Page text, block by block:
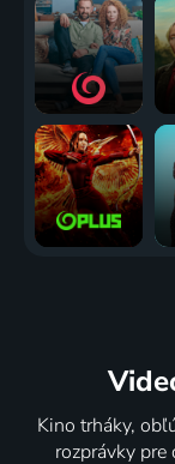
Kino trháky,
rozprávky pre